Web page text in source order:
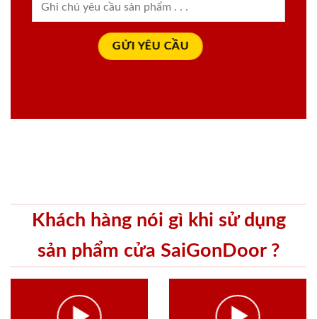
Khách hàng nói gì khi sử dụng
sản phẩm cửa SaiGonDoor ?